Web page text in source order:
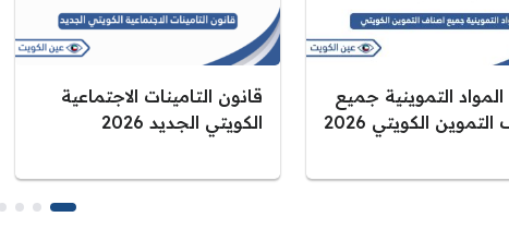
التموينية جميع
الكويتي 2026
قانون التامينات الاجتماعية
الكويتي الجديد 2026